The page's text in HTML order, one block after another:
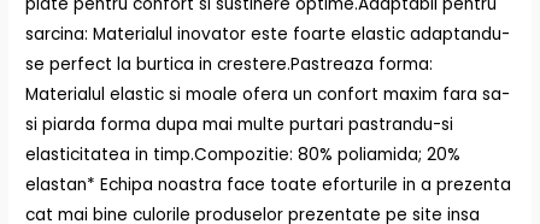
sarcina: Materialul inovator este foarte elastic adaptandu-
se perfect la burtica in crestere.Pastreaza forma:
Materialul elastic si moale ofera un confort maxim fara sa-
si piarda forma dupa mai multe purtari pastrandu-si
elasticitatea in timp.Compozitie: 80% poliamida; 20%
elastan* Echipa noastra face toate eforturile in a prezenta
cat mai bine culorile produselor prezentate pe site insa